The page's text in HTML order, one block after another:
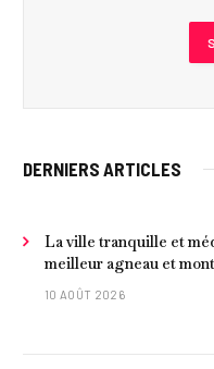
DERNIERS ARTICLES
La ville tranquille et
meilleur agneau et
10 AOÛT 2026